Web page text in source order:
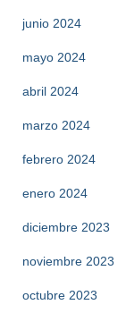
junio 2024
mayo 2024
abril 2024
marzo 2024
febrero 2024
enero 2024
diciembre 2023
noviembre 2023
octubre 2023